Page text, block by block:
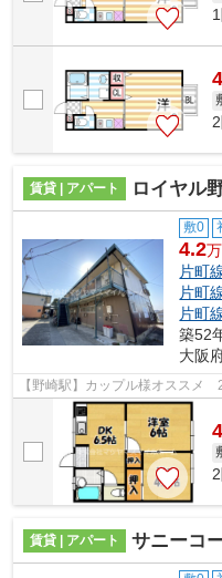
賃貸 | アパート ロイヤル
敷0
4.2
片町
片町
片町
築52
大阪
【野崎駅】カップル様オスス
賃貸 | アパート サニーコ